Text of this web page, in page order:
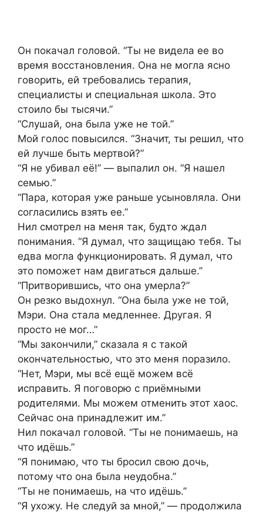
Он покачал головой. “Ты не видела ее во
время восстановления. Она не могла ясно
говорить, ей требовались терапия,
специалисты и специальная школа. Это
стоило бы тысячи.”
“Слушай, она была уже не той.”
Мой голос повысился. “Значит, ты решил, что
ей лучше быть мертвой?”
“Я не убивал её!” — выпалил он. “Я нашел
семью.”
“Пара, которая уже раньше усыновляла. Они
согласились взять ее.”
Нил смотрел на меня так, будто ждал
понимания. “Я думал, что защищаю тебя. Ты
едва могла функционировать. Я думал, что
это поможет нам двигаться дальше.”
“Притворившись, что она умерла?”
Он резко выдохнул. “Она была уже не той,
Мэри. Она стала медленнее. Другая. Я
просто не мог…”
“Мы закончили,” сказала я с такой
окончательностью, что это меня поразило.
“Нет, Мэри, мы всё ещё можем всё
исправить. Я поговорю с приёмными
родителями. Мы можем отменить этот хаос.
Сейчас она принадлежит им.”
Нил покачал головой. “Ты не понимаешь, на
что идёшь.”
“Я понимаю, что ты бросил свою дочь,
потому что она была неудобна.”
“Ты не понимаешь, на что идёшь.”
“Я ухожу. Не следуй за мной,” — продолжила